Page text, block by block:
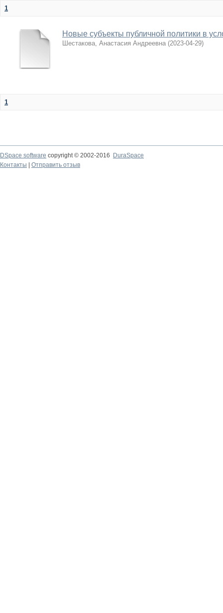
1
Новые субъекты публичной политики в
Шестакова, Анастасия Андреевна (2023-04-29)
1
DSpace software copyright © 2002-2016
DuraSpace
Контакты
Отправить отзыв